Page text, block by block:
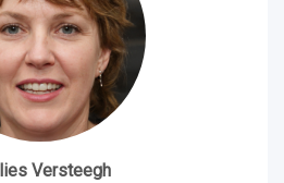
Versteegh